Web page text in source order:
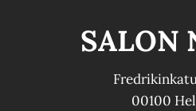
SALON
00100